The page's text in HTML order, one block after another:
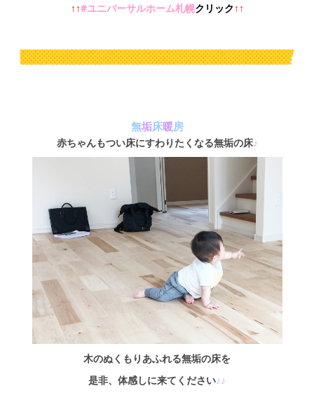
↑↑#ユニバーサルホーム札幌クリック ↑↑
無垢床暖房
赤ちゃんもつい床にすわりたくなる無垢の床♪
木のぬくもりあふれる無垢の床を
是非、体感しに来てください♪♪